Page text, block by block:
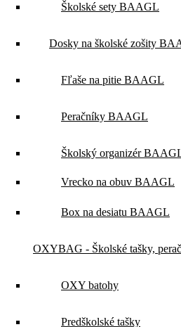
Školské sety BAAGL
Dosky na školské zošity
Fľaše na pitie BAAGL
Peračníky BAAGL
Školský organizér
Vrecko na obuv BAAGL
Box na desiatu BAAGL
OXYBAG - Školské tašky,
OXY batohy
Predškolské tašky